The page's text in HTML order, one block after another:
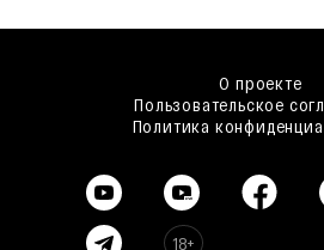
О проекте
Пользовательское
Политика
18+